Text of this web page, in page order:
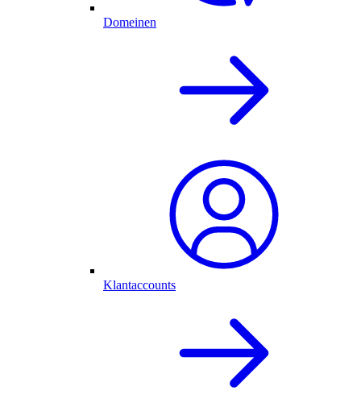
Domeinen
Klantaccounts